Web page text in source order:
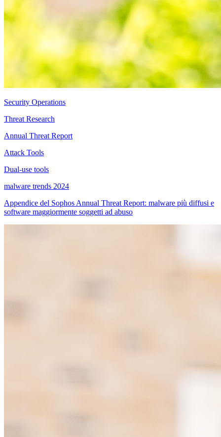
Security Operations
Threat Research
Annual Threat Report
Attack Tools
Dual-use tools
malware trends 2024
Appendice del Sophos Annual Threat Report: malware più diffusi e
software maggiormente soggetti ad abuso